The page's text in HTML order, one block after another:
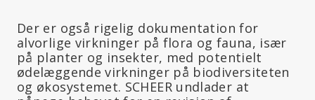
Der er også rigelig dokumentation for
alvorlige virkninger på flora og fauna, især
på planter og insekter, med potentielt
ødelæggende virkninger på biodiversiteten
og økosystemet. SCHEER undlader at